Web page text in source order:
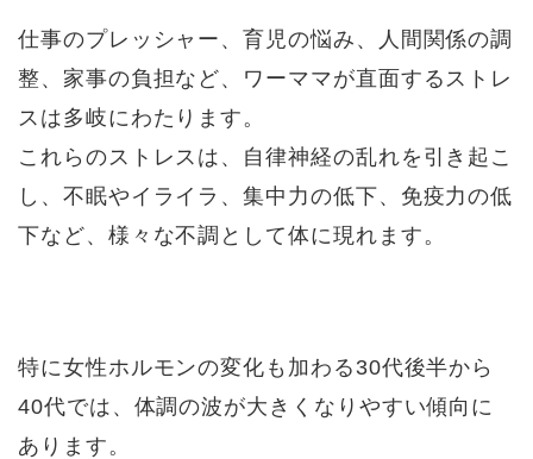
仕事のプレッシャー、育児の悩み、人間関係の調
整、家事の負担など、ワーママが直面するストレ
スは多岐にわたります。
これらのストレスは、自律神経の乱れを引き起こ
し、不眠やイライラ、集中力の低下、免疫力の低
下など、様々な不調として体に現れます。
特に女性ホルモンの変化も加わる30代後半から
40代では、体調の波が大きくなりやすい傾向に
あります。